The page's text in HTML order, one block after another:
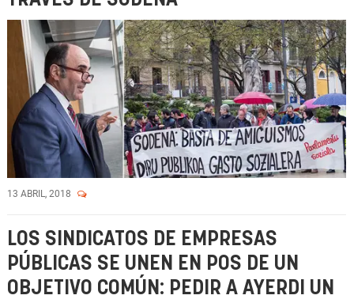
13 ABRIL, 2018
LOS SINDICATOS DE EMPRESAS
PÚBLICAS SE UNEN EN POS DE UN
OBJETIVO COMÚN: PEDIR A AYERDI UN